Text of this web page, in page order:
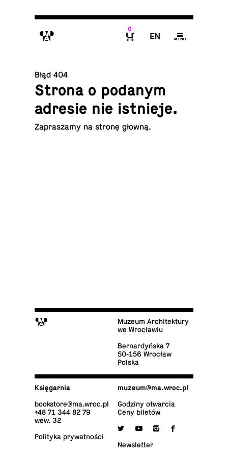
M
0
E g
Błąd 404
Strona o podanym
adresie nie istnieje.
Za­pra­sza­my na stronę głowną.
M
Muzeum Architektury
we Wrocławiu
Ber­nar­dyń­ska 7
50-156 Wrocław
Polska
Księ­gar­nia
bo­ok­sto­re@​ma.​wroc.​pl
+48 71 344 82 79
wew. 32
Po­li­ty­ka prywatności
muzeum@​ma.​wroc.​pl
Godziny otwarcia
Ceny biletów
 y i f
New­slet­ter